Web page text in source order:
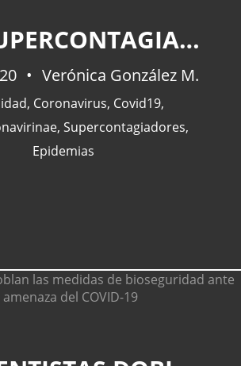
LOS SUPERCONTAGIADORES DE LAS EPIDEMIAS
Verónica González M.
, Coronavirus, Covid19,
, Supercontagiadores,
Epidemias